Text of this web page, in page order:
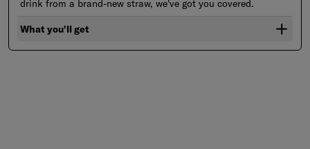
drink from a brand-new straw, we've got you covered.
What you'll get